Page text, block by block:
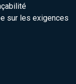
sur les exigences